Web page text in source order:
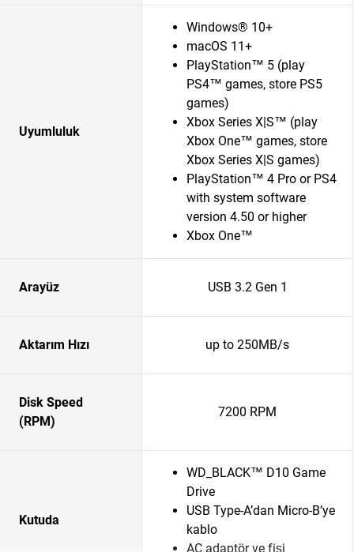
Uyumluluk
Windows® 10+
macOS 11+
PlayStation™ 5 (play
PS4™ games, store PS5
games)
Xbox Series X|S™ (play
Xbox One™ games, store
Xbox Series X|S games)
PlayStation™ 4 Pro or PS4
with system software
version 4.50 or higher
Xbox One™
Arayüz USB 3.2 Gen 1
Aktarım Hızı up to 250MB/s
Disk Speed
(RPM)
7200 RPM
Kutuda
WD_BLACK™ D10 Game
Drive
USB Type-A’dan Micro-B’ye
kablo
AC adaptör ve fişi